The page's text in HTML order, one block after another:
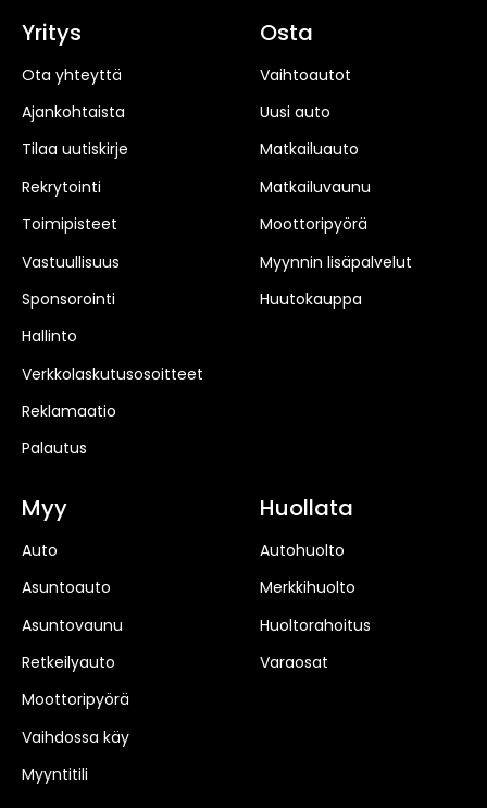
Yritys
Ota yhteyttä
Ajankohtaista
Tilaa uutiskirje
Rekrytointi
Toimipisteet
Vastuullisuus
Sponsorointi
Hallinto
Verkkolaskutusosoitteet
Reklamaatio
Palautus
Osta
Vaihtoautot
Uusi auto
Matkailuauto
Matkailuvaunu
Moottoripyörä
Myynnin lisäpalvelut
Huutokauppa
Myy
Auto
Asuntoauto
Asuntovaunu
Retkeilyauto
Moottoripyörä
Vaihdossa käy
Myyntitili
Huollata
Autohuolto
Merkkihuolto
Huoltorahoitus
Varaosat